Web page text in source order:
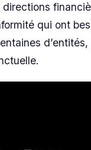
qui ont
d’entités,